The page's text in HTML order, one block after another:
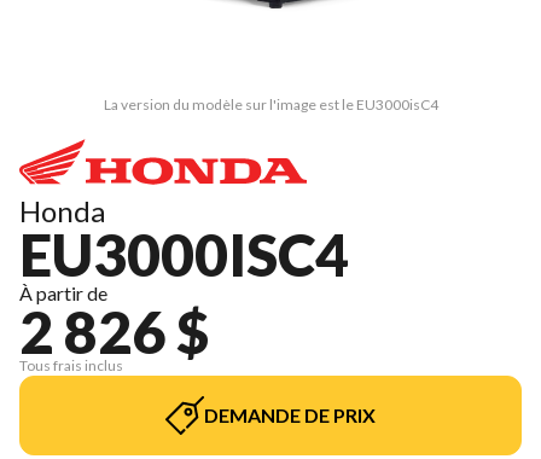
La version du modèle sur l'image est le EU3000isC4
Honda
EU3000ISC4
À partir de
2 826 $
Tous frais inclus
DEMANDE DE PRIX